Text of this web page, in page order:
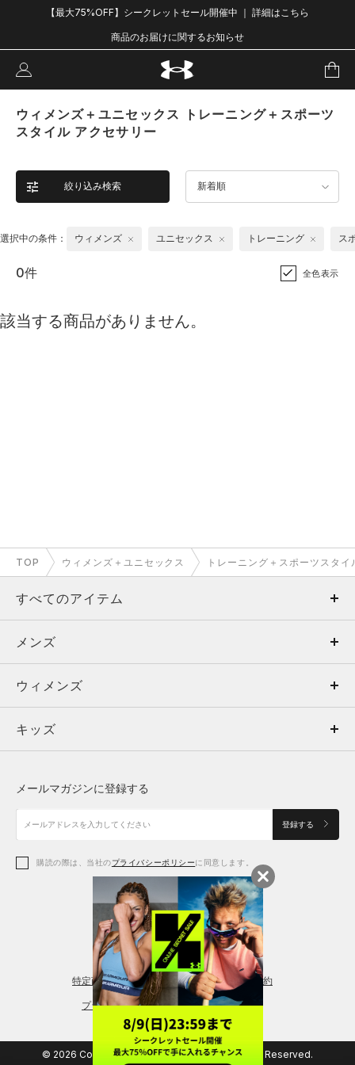
【最大75%OFF】シークレットセール開催中 ｜ 詳細はこちら
商品のお届けに関するお知らせ
ウィメンズ＋ユニセックス トレーニング＋スポーツ
スタイル アクセサリー
絞り込み検索 新着順
選択中の条件： ウィメンズ ユニセックス トレーニング ス
0件 全色表示
該当する商品がありません。
TOP ウィメンズ＋ユニセックス トレーニング＋スポーツスタイ
すべてのアイテム
メンズ
ウィメンズ
キッズ
アクセサリー
メンズ
トップス
ボトムス
アクセサリー
ウィメンズ
トップス
シューズ
アクセサリー
レギンス＆タイツ
キッズ
シューズ
メールマガジンに登録する
登録する
購読の際は、当社のプライバシーポリシーに同意します。
特定商取引法に基づく通販の表記 会員規約
プライバシーポリシー
© 2026 Copyright DOME Corporation. All Rights Reserved.